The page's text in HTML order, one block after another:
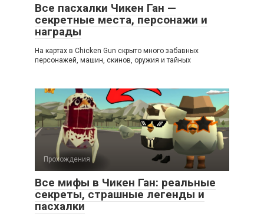
Все пасхалки Чикен Ган —
секретные места, персонажи и
награды
На картах в Chicken Gun скрыто много забавных
персонажей, машин, скинов, оружия и тайных
Прохождения
Все мифы в Чикен Ган: реальные
секреты, страшные легенды и
пасхалки